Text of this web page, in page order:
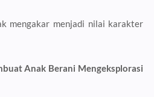
mengakar menjadi nilai karakter
Anak Berani Mengeksplorasi